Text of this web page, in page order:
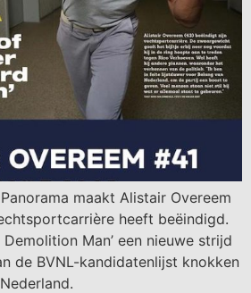
maakt Alistair Overeem
heeft beëindigd.
Man’ een nieuwe strijd
de BVNL-kandidatenlijst knokken